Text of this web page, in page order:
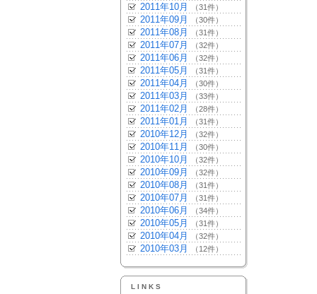
2011年10月 （31件）
2011年09月 （30件）
2011年08月 （31件）
2011年07月 （32件）
2011年06月 （32件）
2011年05月 （31件）
2011年04月 （30件）
2011年03月 （33件）
2011年02月 （28件）
2011年01月 （31件）
2010年12月 （32件）
2010年11月 （30件）
2010年10月 （32件）
2010年09月 （32件）
2010年08月 （31件）
2010年07月 （31件）
2010年06月 （34件）
2010年05月 （31件）
2010年04月 （32件）
2010年03月 （12件）
LINKS